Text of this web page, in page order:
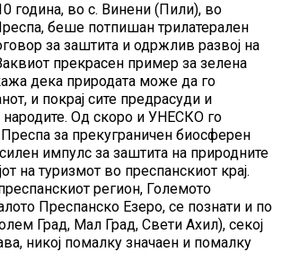
година, во с. Винени (Пили), во
беше потпишан трилатерален
за заштита и одржлив развој на
прекрасен пример за зелена
дека природата може да го
и покрај сите предрасуди и
народите. Од скоро и УНЕСКО го
за прекуграничен биосферен
импулс за заштита на природните
на туризмот во преспанскиот крај.
регион, Големото
Преспанско Езеро, се познати и по
Град, Мал Град, Свети Ахил), секој
никој помалку значаен и помалку